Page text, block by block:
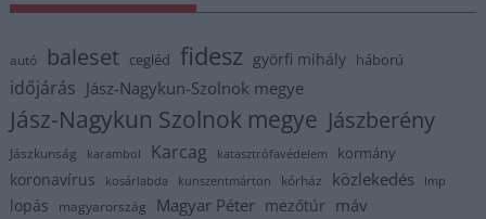
autó baleset cegléd fidesz györfi mihály háború
időjárás Jász-Nagykun-Szolnok megye
Jász-Nagykun Szolnok megye Jászberény
Jászkunság karambol Karcag katasztrófavédelem kormány
koronavírus kosárlabda kunszentmárton kórház közlekedés lmp
lopás magyarország Magyar Péter mezőtúr máv